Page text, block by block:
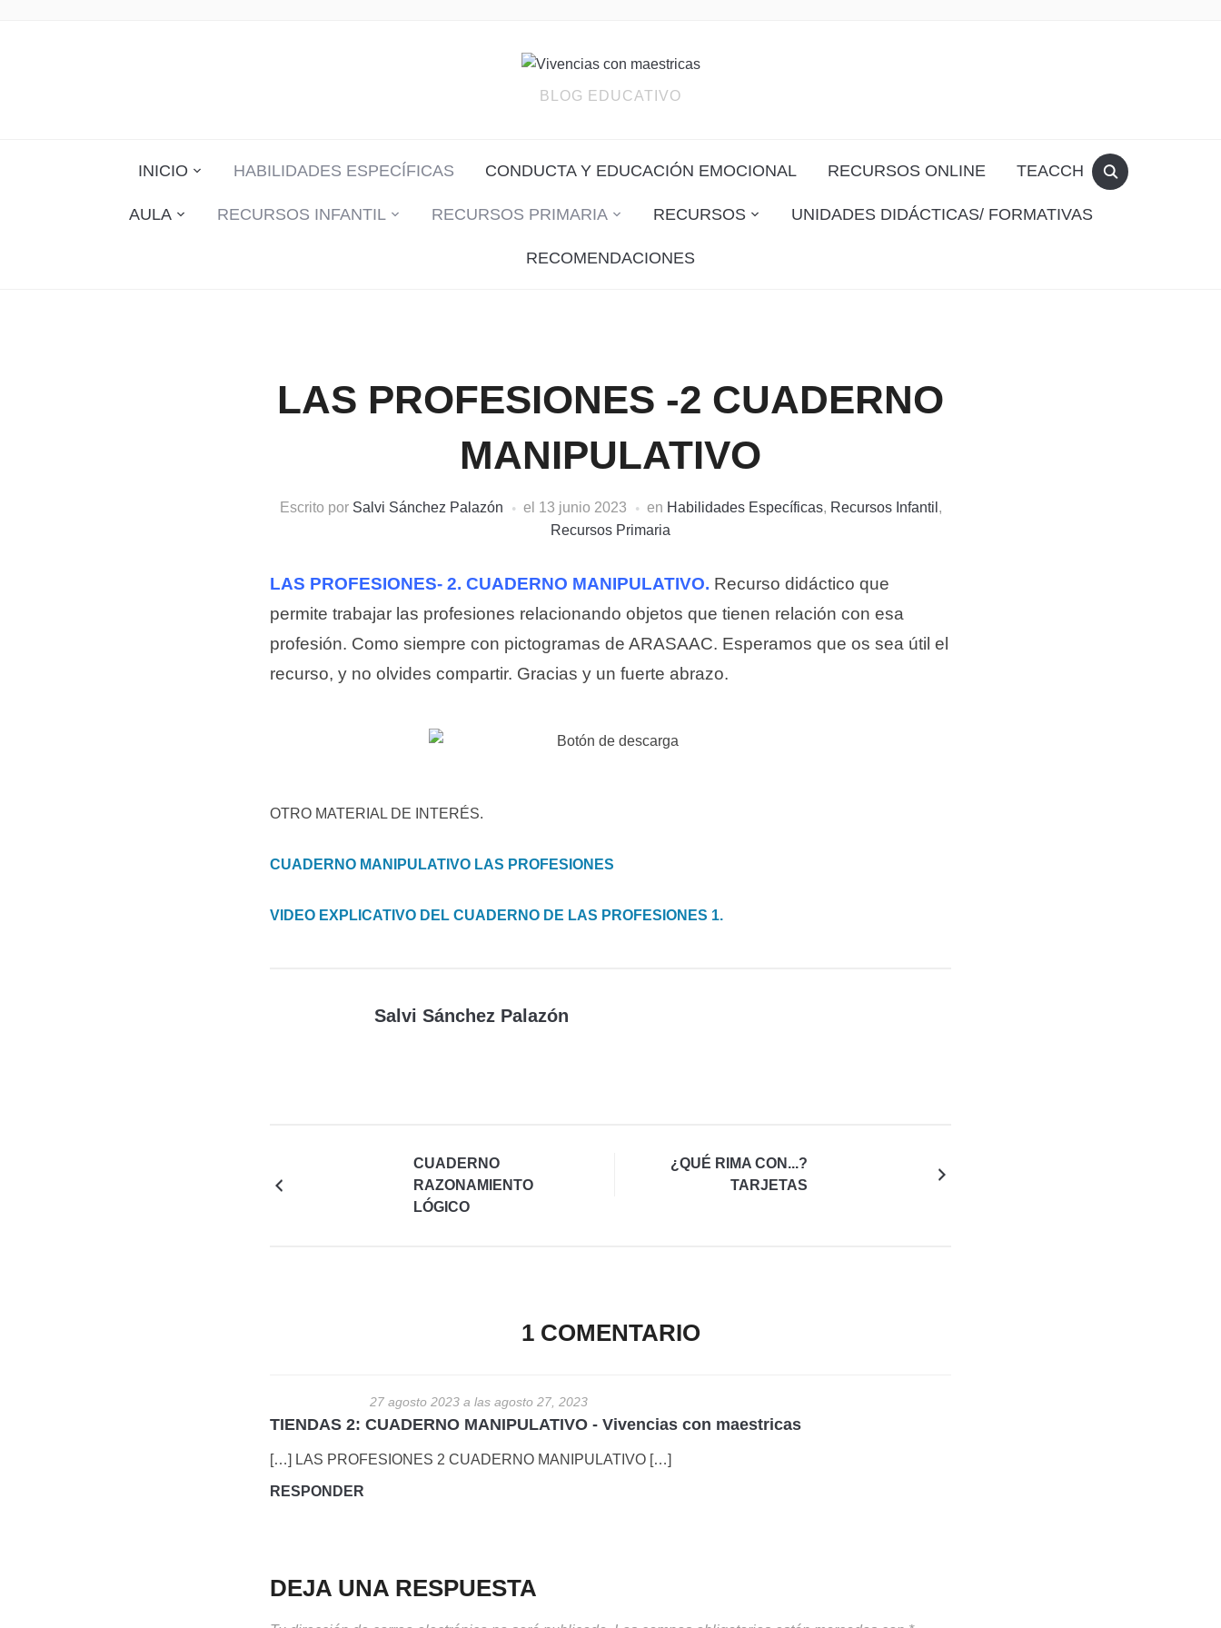
BLOG EDUCATIVO
INICIO HABILIDADES ESPECÍFICAS CONDUCTA Y EDUCACIÓN EMOCIONAL RECURSOS ONLINE TEACCH
AULA RECURSOS INFANTIL RECURSOS PRIMARIA RECURSOS UNIDADES DIDÁCTICAS/ FORMATIVAS
RECOMENDACIONES
LAS PROFESIONES -2 CUADERNO
MANIPULATIVO
Escrito por Salvi Sánchez Palazón el 13 junio 2023 en Habilidades Específicas, Recursos Infantil ,
Recursos Primaria
LAS PROFESIONES- 2. CUADERNO MANIPULATIVO. Recurso didáctico que
permite trabajar las profesiones relacionando objetos que tienen relación con esa
profesión. Como siempre con pictogramas de ARASAAC. Esperamos que os sea útil el
recurso, y no olvides compartir. Gracias y un fuerte abrazo.
OTRO MATERIAL DE INTERÉS.
CUADERNO MANIPULATIVO LAS PROFESIONES
VIDEO EXPLICATIVO DEL CUADERNO DE LAS PROFESIONES 1.
Salvi Sánchez Palazón
CUADERNO
RAZONAMIENTO
LÓGICO
¿QUÉ RIMA CON...?
TARJETAS
1 COMENTARIO
TIENDAS 2: CUADERNO MANIPULATIVO - Vivencias con maestricas
27 agosto 2023 a las agosto 27, 2023
[…] LAS PROFESIONES 2 CUADERNO MANIPULATIVO […]
RESPONDER
DEJA UNA RESPUESTA